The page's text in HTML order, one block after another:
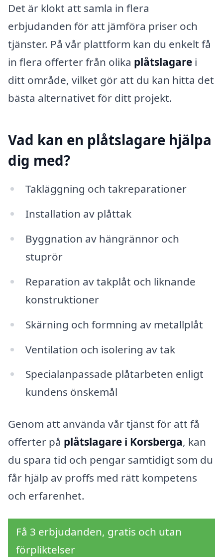
Det är klokt att samla in flera
erbjudanden för att jämföra priser och
tjänster. På vår plattform kan du enkelt få
in flera offerter från olika plåtslagare i
ditt område, vilket gör att du kan hitta det
bästa alternativet för ditt projekt.
Vad kan en plåtslagare hjälpa
dig med?
Takläggning och takreparationer
Installation av plåttak
Byggnation av hängrännor och
stuprör
Reparation av takplåt och liknande
konstruktioner
Skärning och formning av metallplåt
Ventilation och isolering av tak
Specialanpassade plåtarbeten enligt
kundens önskemål
Genom att använda vår tjänst för att få
offerter på plåtslagare i Korsberga, kan
du spara tid och pengar samtidigt som du
får hjälp av proffs med rätt kompetens
och erfarenhet.
Få 3 erbjudanden, gratis och utan
förpliktelser